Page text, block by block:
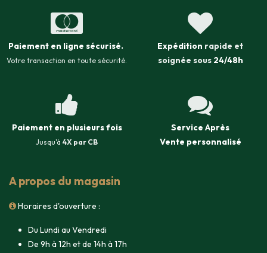
Paiement en ligne sécurisé.
Votre transaction en toute sécurité.
Expédition rapide et
soignée sous 24/48h
Paiement en plusieurs fois
Jusqu'à 4X par CB
Service Après
Vente personnalisé
A propos du magasin
Horaires d'ouverture :
Du Lundi au Vendredi
De 9h à 12h et de 14h à 17h